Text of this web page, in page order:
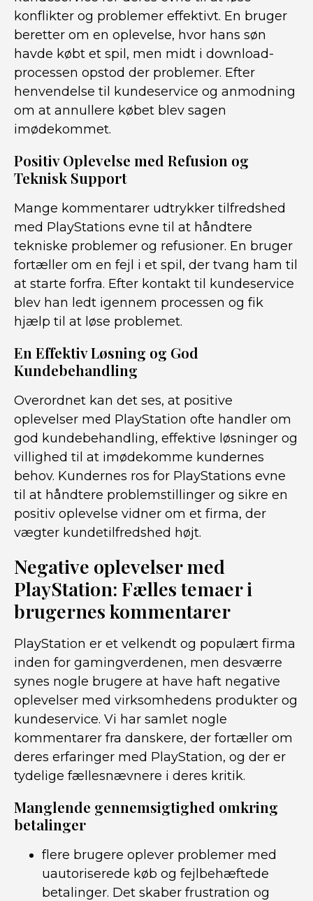
konflikter og problemer effektivt. En bruger
beretter om en oplevelse, hvor hans søn
havde købt et spil, men midt i download-
processen opstod der problemer. Efter
henvendelse til kundeservice og anmodning
om at annullere købet blev sagen
imødekommet.
Positiv Oplevelse med Refusion og
Teknisk Support
Mange kommentarer udtrykker tilfredshed
med PlayStations evne til at håndtere
tekniske problemer og refusioner. En bruger
fortæller om en fejl i et spil, der tvang ham til
at starte forfra. Efter kontakt til kundeservice
blev han ledt igennem processen og fik
hjælp til at løse problemet.
En Effektiv Løsning og God
Kundebehandling
Overordnet kan det ses, at positive
oplevelser med PlayStation ofte handler om
god kundebehandling, effektive løsninger og
villighed til at imødekomme kundernes
behov. Kundernes ros for PlayStations evne
til at håndtere problemstillinger og sikre en
positiv oplevelse vidner om et firma, der
vægter kundetilfredshed højt.
Negative oplevelser med
PlayStation: Fælles temaer i
brugernes kommentarer
PlayStation er et velkendt og populært firma
inden for gamingverdenen, men desværre
synes nogle brugere at have haft negative
oplevelser med virksomhedens produkter og
kundeservice. Vi har samlet nogle
kommentarer fra danskere, der fortæller om
deres erfaringer med PlayStation, og der er
tydelige fællesnævnere i deres kritik.
Manglende gennemsigtighed omkring
betalinger
flere brugere oplever problemer med
uautoriserede køb og fejlbehæftede
betalinger. Det skaber frustration og